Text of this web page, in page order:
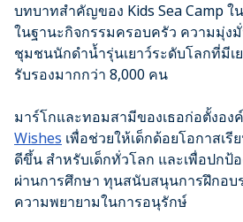
บทบาทสำคัญของ Kids Sea Camp ใ
ในฐานะกิจกรรมครอบครัว ความมุ่งมั่
ชุมชนนักดำน้ำรุ่นเยาว์ระดับโลกที่มีเ
รับรองมากกว่า 8,000 คน
มาร์โกและทอมสามีของเธอก่อตั้งอง
Wishes เพื่อช่วยให้เด็กด้อยโอกาสเ
ดีขึ้น สำหรับเด็กทั่วโลก และเพื่อปกป้
ผ่านการศึกษา ทุนสนับสนุนการฝึกอบ
ความพยายามในการอนุรักษ์